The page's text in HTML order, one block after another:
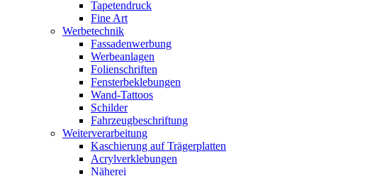
Tapetendruck
Fine Art
Werbetechnik
Fassadenwerbung
Werbeanlagen
Folienschriften
Fensterbeklebungen
Wand-Tattoos
Schilder
Fahrzeugbeschriftung
Weiterverarbeitung
Kaschierung auf Trägerplatten
Acrylverklebungen
Näherei